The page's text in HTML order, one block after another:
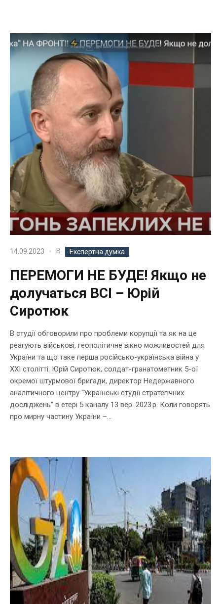
14.09.2023 В Експертна думка
ПЕРЕМОГИ НЕ БУДЕ! Якщо не
долучаться ВСІ – Юрій
Сиротюк
В студії обговорили про проблеми корупції та як на це
реагують військові, геополітичне вікно можливостей для
України та що таке перша російсько-українська війна у
ХХІ столітті. Юрій Сиротюк, солдат-гранатометник 5-ої
окремої штурмової бригади, директор Недержавного
аналітичного центру “Українські студії стратегічних
досліджень” в етері 5 каналу 13 вер. 2023 р. Коли говорять
про мирну частину України –...